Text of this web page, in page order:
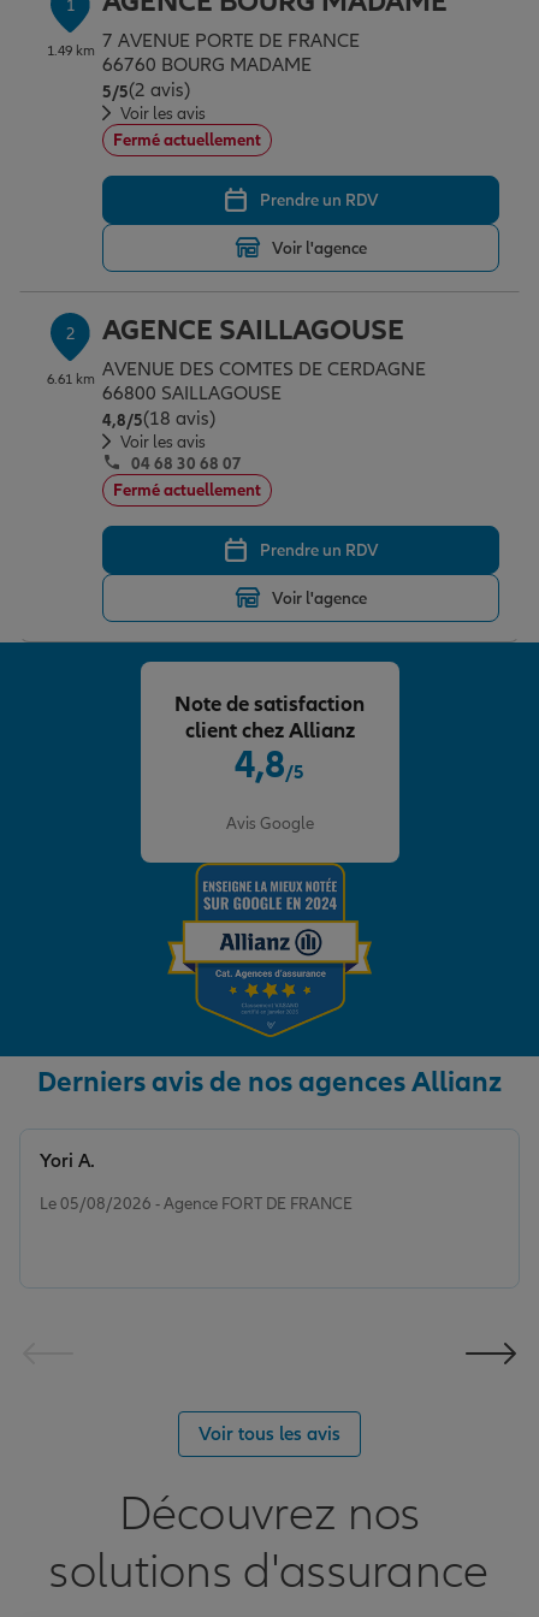
Assurance emprunteur
Prévoyance et dépendance
Assurance animal de compagnie
Protection de la famille
Protection juridique
Épargne & retraite
Plan épargne retraite
Assurance vie
Placements financiers
Investissements immobiliers
Transmission
Vos projets
Partir en vacances
Déménager
Changer de voiture
Départ à la retraite
Préparer l’avenir
Conseil assurance
Outre-mer
Assurance auto
Assurance habitation
Le Pack Famille
Garantie des accidents de la vie
Assurance scolaire
Tous nos devis d'assurance
Professionnels
Allianz en France
1
1.49 km 7 AVENUE PORTE DE FRANCE
66760 BOURG MADAME
5/5Note de 5 sur 5
(2 avis)
Voir les avis
Fermé actuellement
Prendre un RDV
Voir l'agence
2
6.61 km
AGENCE SAILLAGOUSE
AVENUE DES COMTES DE CERDAGNE
66800 SAILLAGOUSE
4,8/5Note de 4.8 sur 5
(18 avis)
Voir les avis
04 68 30 68 07
Fermé actuellement
Prendre un RDV
Voir l'agence
4,8/5
Avis Google
Note de satisfaction
client chez Allianz
Derniers avis de nos agences Allianz
Le 05/08/2026 - Agence FORT DE FRANCE
Yori A.
Voir tous les avis
Découvrez nos
solutions d'assurance